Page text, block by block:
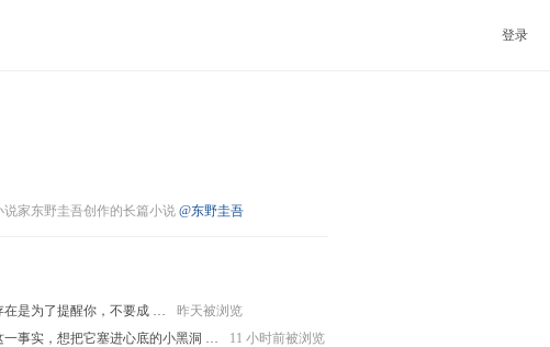
登录
说家东野圭吾创作的长篇小说 @东野圭吾
在是为了提醒你，不要成 …
昨天被浏览
一事实，想把它塞进心底的小黑洞 …
11 小时前被浏览